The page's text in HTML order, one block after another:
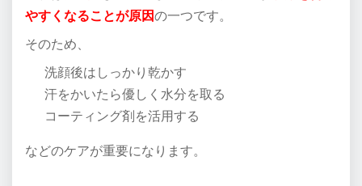
やすくなることが原因の一つです。
そのため、
洗顔後はしっかり乾かす
汗をかいたら優しく水分を取る
コーティング剤を活用する
などのケアが重要になります。